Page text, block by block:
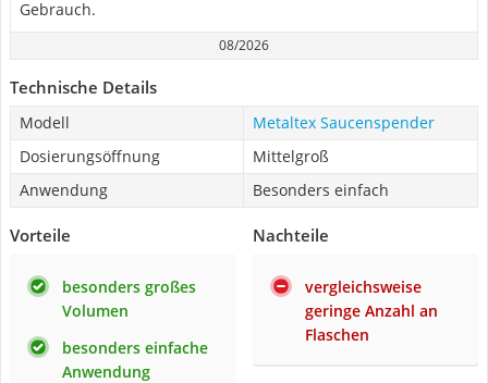
Gebrauch.
08/2026
Technische Details
Modell
Metaltex Saucenspender
Dosierungsöffnung
Mittelgroß
Anwendung
Besonders einfach
Vorteile
besonders großes
Volumen
besonders einfache
Anwendung
Nachteile
vergleichsweise
geringe Anzahl an
Flaschen